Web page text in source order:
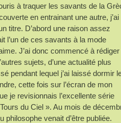
à traquer les savants de la
en entrainant une autre, j’ai
titre. D’abord une raison assez
l’un de ces savants à la mode
J’ai donc commencé à rédiger
sujets, d’une actualité plus
pendant lequel j’ai laissé dormir
cette fois sur l’écran de mon
je revisionnais l’excellente série
du Ciel ». Au mois de
philosophe venait d’être publiée.